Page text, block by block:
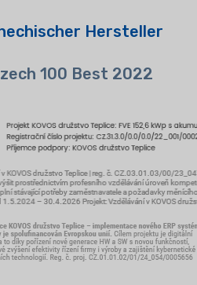
Hersteller
100 Best 2022